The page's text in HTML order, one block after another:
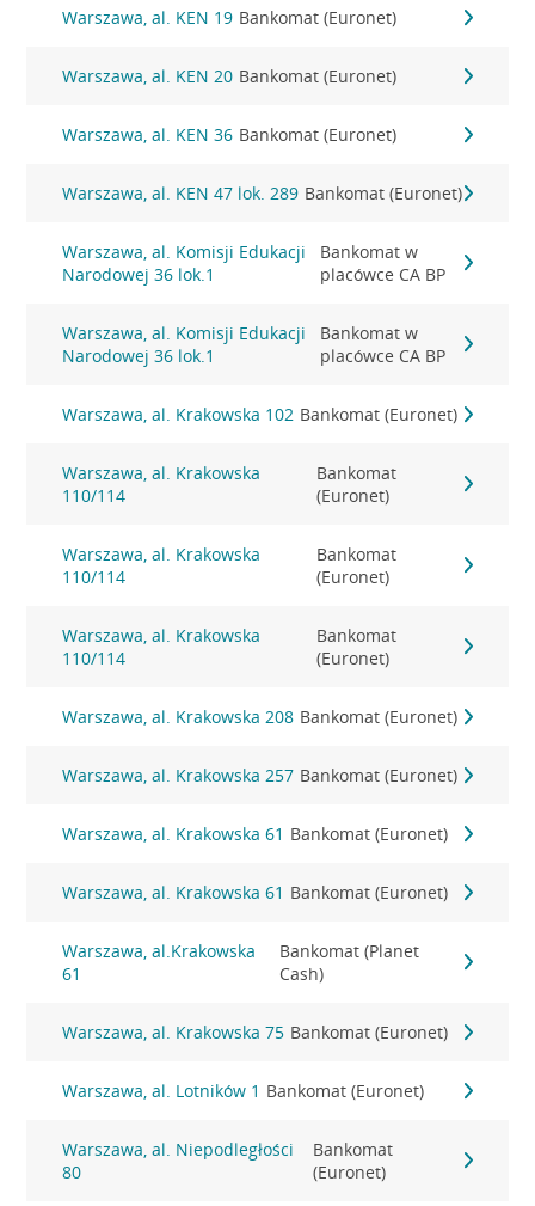
Warszawa, al. KEN 19 Bankomat (Euronet)
Warszawa, al. KEN 20 Bankomat (Euronet)
Warszawa, al. KEN 36 Bankomat (Euronet)
Warszawa, al. KEN 47 lok. 289 Bankomat (Euronet)
Warszawa, al. Komisji Edukacji
Narodowej 36 lok.1
Bankomat w
placówce CA BP
Warszawa, al. Komisji Edukacji
Narodowej 36 lok.1
Bankomat w
placówce CA BP
Warszawa, al. Krakowska 102 Bankomat (Euronet)
Warszawa, al. Krakowska
110/114
Bankomat
(Euronet)
Warszawa, al. Krakowska
110/114
Bankomat
(Euronet)
Warszawa, al. Krakowska
110/114
Bankomat
(Euronet)
Warszawa, al. Krakowska 208 Bankomat (Euronet)
Warszawa, al. Krakowska 257 Bankomat (Euronet)
Warszawa, al. Krakowska 61 Bankomat (Euronet)
Warszawa, al. Krakowska 61 Bankomat (Euronet)
Warszawa, al.Krakowska
61
Bankomat (Planet
Cash)
Warszawa, al. Krakowska 75 Bankomat (Euronet)
Warszawa, al. Lotników 1 Bankomat (Euronet)
Warszawa, al. Niepodległości
80
Bankomat
(Euronet)